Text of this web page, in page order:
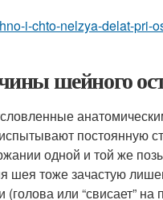
i-chto-nelzya-delat-pri-
шейного
постоянную
одной и той же
шея тоже зачастую
или “свисает”